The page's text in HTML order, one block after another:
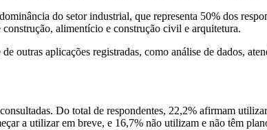
do setor industrial, que representa 50% dos
alimentício e construção civil e arquitetura.
outras aplicações registradas, como análise de dados,
Do total de respondentes, 22,2% afirmam
a utilizar em breve, e 16,7% não utilizam e não têm